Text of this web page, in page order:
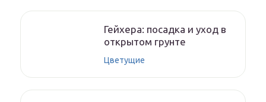
Гейхера: посадка и уход в
открытом грунте
Цветущие